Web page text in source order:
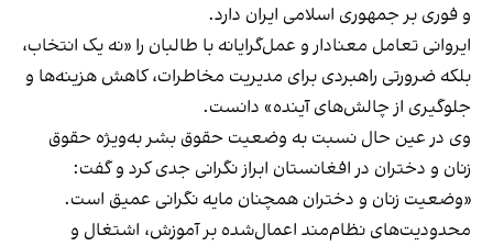
و فوری بر جمهوری اسلامی ایران دارد.
ایروانی تعامل معنادار و عمل‌گرایانه با طالبان را «نه یک انتخاب،
بلکه ضرورتی راهبردی برای مدیریت مخاطرات، کاهش هزینه‌ها و
جلوگیری از چالش‌های آینده» دانست.
وی در عین حال نسبت به وضعیت حقوق بشر به‌ویژه حقوق
زنان و دختران در افغانستان ابراز نگرانی جدی کرد و گفت:
«وضعیت زنان و دختران همچنان مایه نگرانی عمیق است.
محدودیت‌های نظام‌مند اعمال‌شده بر آموزش، اشتغال و